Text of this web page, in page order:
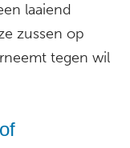
laaiend
zussen op
tegen wil